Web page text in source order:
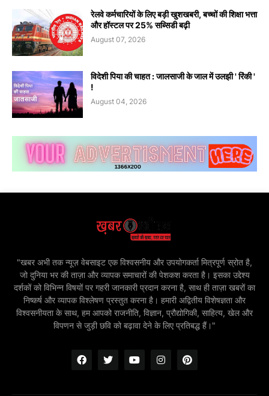
रेलवे कर्मचारियों के लिए बड़ी खुशखबरी, बच्चों की शिक्षा भत्ता
और हॉस्टल पर 25% सब्सिडी बढ़ी
August 07, 2026
विदेशी पिया की चाहत : जालसाजी के जाल में उलझी ' रिंकी '
!
August 04, 2026
"खबर अभी तक न्यूज़ वेबसाइट एक विश्वसनीय और उपयोगकर्ता मित्रपूर्ण स्रोत है,
जो दुनिया भर की ताज़ा और व्यापक समाचारों की पेशकश करता है। इसका उद्देश्य
दर्शकों को विभिन्न विषयों पर गहरी जानकारी प्रदान करना है, साथ ही ताज़ा खबरों का
निष्कर्ष और व्यापक विश्लेषण प्रस्तुत करना है। हमारी अद्वितीय विशेषज्ञता और
विश्वसनीयता के साथ, हम आपको राजनीति, विज्ञान, प्रौद्योगिकी, साहित्य, खेल और
विपणन से जुड़ी छवि को बढ़ावा देने के लिए प्रतिबद्ध हैं।"